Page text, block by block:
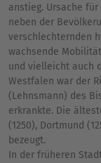
anstieg. Ursache
neben der
verschlechternden
wachsende
und vielleicht auch
Westfalen war der
(Lehnsmann) des
erkrankte. Die
(1250), Dortmund
bezeugt.
In der früheren